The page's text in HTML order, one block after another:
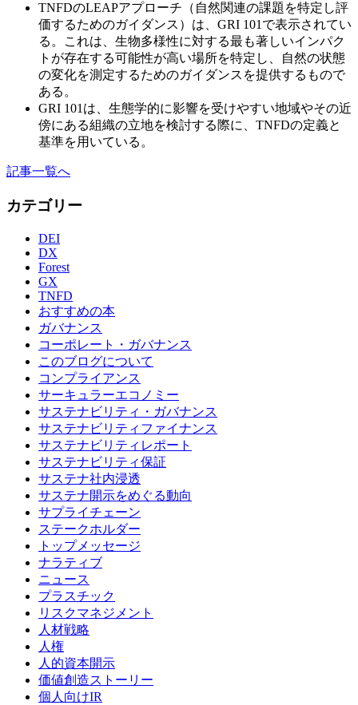
TNFDのLEAPアプローチ（自然関連の課題を特定し評
価するためのガイダンス）は、GRI 101で表示されてい
る。これは、生物多様性に対する最も著しいインパク
トが存在する可能性が高い場所を特定し、自然の状態
の変化を測定するためのガイダンスを提供するもので
ある。
GRI 101は、生態学的に影響を受けやすい地域やその近
傍にある組織の立地を検討する際に、TNFDの定義と
基準を用いている。
記事一覧へ
カテゴリー
DEI
DX
Forest
GX
TNFD
おすすめの本
ガバナンス
コーポレート・ガバナンス
このブログについて
コンプライアンス
サーキュラーエコノミー
サステナビリティ・ガバナンス
サステナビリティファイナンス
サステナビリティレポート
サステナビリティ保証
サステナ社内浸透
サステナ開示をめぐる動向
サプライチェーン
ステークホルダー
トップメッセージ
ナラティブ
ニュース
プラスチック
リスクマネジメント
人材戦略
人権
人的資本開示
価値創造ストーリー
個人向けIR